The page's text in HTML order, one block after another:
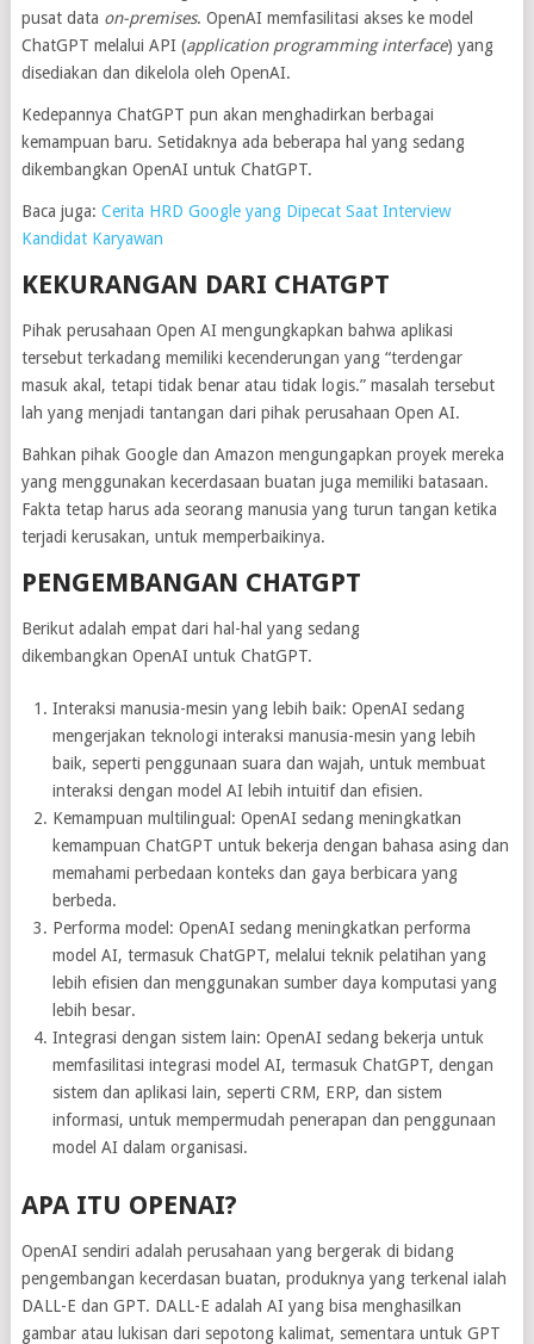
pusat data on-premises. OpenAI memfasilitasi akses ke model
ChatGPT melalui API (application programming interface) yang
disediakan dan dikelola oleh OpenAI.
Kedepannya ChatGPT pun akan menghadirkan berbagai
kemampuan baru. Setidaknya ada beberapa hal yang sedang
dikembangkan OpenAI untuk ChatGPT.
Baca juga: Cerita HRD Google yang Dipecat Saat Interview
Kandidat Karyawan
KEKURANGAN DARI CHATGPT
Pihak perusahaan Open AI mengungkapkan bahwa aplikasi
tersebut terkadang memiliki kecenderungan yang “terdengar
masuk akal, tetapi tidak benar atau tidak logis.” masalah tersebut
lah yang menjadi tantangan dari pihak perusahaan Open AI.
Bahkan pihak Google dan Amazon mengungapkan proyek mereka
yang menggunakan kecerdasaan buatan juga memiliki batasaan.
Fakta tetap harus ada seorang manusia yang turun tangan ketika
terjadi kerusakan, untuk memperbaikinya.
PENGEMBANGAN CHATGPT
Berikut adalah empat dari hal-hal yang sedang
dikembangkan OpenAI untuk ChatGPT.
Interaksi manusia-mesin yang lebih baik: OpenAI sedang
mengerjakan teknologi interaksi manusia-mesin yang lebih
baik, seperti penggunaan suara dan wajah, untuk membuat
interaksi dengan model AI lebih intuitif dan efisien.
Kemampuan multilingual: OpenAI sedang meningkatkan
kemampuan ChatGPT untuk bekerja dengan bahasa asing dan
memahami perbedaan konteks dan gaya berbicara yang
berbeda.
Performa model: OpenAI sedang meningkatkan performa
model AI, termasuk ChatGPT, melalui teknik pelatihan yang
lebih efisien dan menggunakan sumber daya komputasi yang
lebih besar.
Integrasi dengan sistem lain: OpenAI sedang bekerja untuk
memfasilitasi integrasi model AI, termasuk ChatGPT, dengan
sistem dan aplikasi lain, seperti CRM, ERP, dan sistem
informasi, untuk mempermudah penerapan dan penggunaan
model AI dalam organisasi.
APA ITU OPENAI?
OpenAI sendiri adalah perusahaan yang bergerak di bidang
pengembangan kecerdasan buatan, produknya yang terkenal ialah
DALL-E dan GPT. DALL-E adalah AI yang bisa menghasilkan
gambar atau lukisan dari sepotong kalimat, sementara untuk GPT